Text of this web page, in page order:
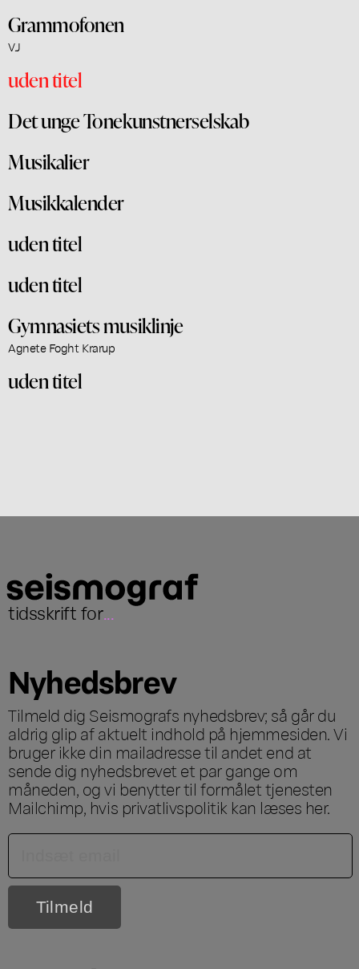
Grammofonen
V.J
uden titel
Det unge Tonekunstnerselskab
Musikalier
Musikkalender
uden titel
uden titel
Gymnasiets musiklinje
Agnete Foght Krarup
uden titel
tidsskrift for...
Nyhedsbrev
Tilmeld dig Seismografs nyhedsbrev; så går du
aldrig glip af aktuelt indhold på hjemmesiden. Vi
bruger ikke din mailadresse til andet end at
sende dig nyhedsbrevet et par gange om
måneden, og vi benytter til formålet tjenesten
Mailchimp, hvis privatlivspolitik kan læses her.